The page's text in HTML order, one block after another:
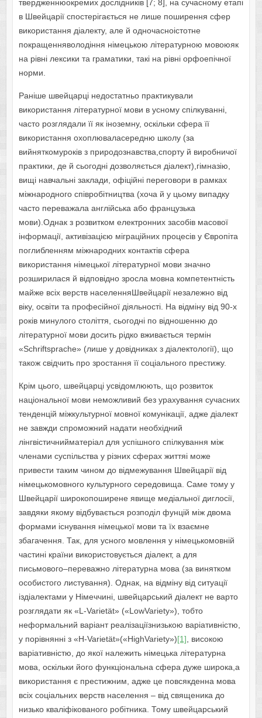
твердженнюокремих дослідників [7; 8], на сучасному етапі
в Швейцарії спостерігається не лише поширення сфер
використання діалекту, але й одночасноістотне
покращенняволодіння німецькою літературною мовоюяк
на рівні лексики та граматики, такі на рівні орфоепічної
норми.
Раніше швейцарці недостатньо практикували
використання літературної мови в усному спілкуванні,
часто розглядали її як іноземну, оскільки сфера її
використання охоплюваласередню школу (за
вийняткомуроків з природознавства,спорту й виробничої
практики, де й сьогодні дозволяється діалект),гімназію,
вищі навчальні заклади, офіційні переговори в рамках
міжнародного співробітництва (хоча й у цьому випадку
часто переважала англійська або французька
мови).Однак з розвитком електронних засобів масової
інформації, активізацією міграційних процесів у Європіта
поглибленням міжнародних контактів сфера
використання німецької літературної мови значно
розширилася й відповідно зросла мовна компетентність
майже всіх верств населенняШвейцарії незалежно від
віку, освіти та професійної діяльності. На відміну від 90-х
років минулого століття, сьогодні по відношенню до
літературної мови досить рідко вживається термін
«Schriftsprache» (лише у довідниках з діалектології), що
також свідчить про зростання її соціального престижу.
Крім цього, швейцарці усвідомлюють, що розвиток
національної мови неможливий без урахування сучасних
тенденцій міжкультурної мовної комунікації, адже діалект
не завжди спроможний надати необхідний
лінгвістичнийматеріал для успішного спілкування між
членами суспільства у різних сферах життяі може
привести таким чином до відмежування Швейцарії від
німецькомовного культурного середовища. Саме тому у
Швейцарії широкопоширене явище медіальної диглосії,
завдяки якому відбувається розподіл фунцій між двома
формами існування німецької мови та їх взаємне
збагачення. Так, для усного мовлення у німецькомовній
частині країни використовується діалект, а для
письмового–переважно літературна мова (за винятком
особистого листування). Однак, на відміну від ситуації
іздіалектами у Німеччині, швейцарський діалект не варто
розглядати як «L-Varietät» («LowVariety»), тобто
неформальний варіант реалізаціїзнизькою варіативністю,
у порівнянні з «H-Varietät»(«HighVariety»)[1], високою
варіативністю, до якої належить німецька літературна
мова, оскільки його функціональна сфера дуже широка,а
використання є престижним, адже це повсякденна мова
всіх соціальних верств населення – від священика до
низько кваліфікованого робітника. Тому швейцарський